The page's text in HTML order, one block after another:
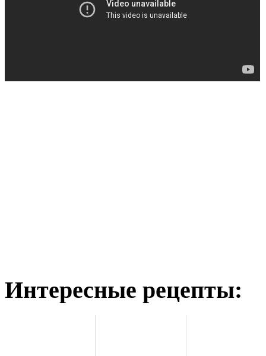
Интересные рецепты: